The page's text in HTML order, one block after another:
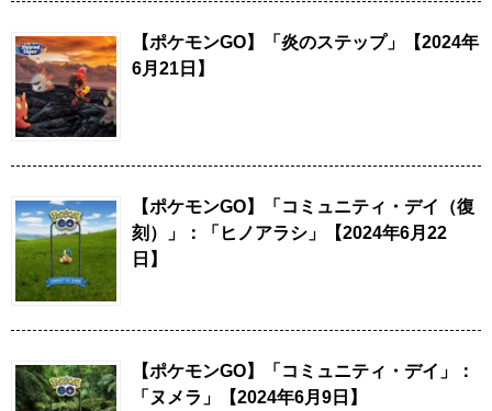
【ポケモンGO】「炎のステップ」【2024年
6月21日】
【ポケモンGO】「コミュニティ・デイ（復
刻）」：「ヒノアラシ」【2024年6月22
日】
【ポケモンGO】「コミュニティ・デイ」：
「ヌメラ」【2024年6月9日】